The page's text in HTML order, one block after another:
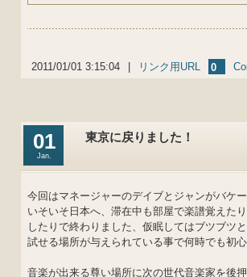
2011/01/01 3:15:04 リンク用URL 0
01
Jan.
東京に戻りました！
今回はマネージャーのデイブとジャンがバケ
いそいそ日本へ、滞在中も部屋で楽譜覚えた
したりで終わりました、仮眠してはブツブツ
試せる場所が与えられている事で何時でも初
音楽が出来る尊い場所に次の世代音楽家を後